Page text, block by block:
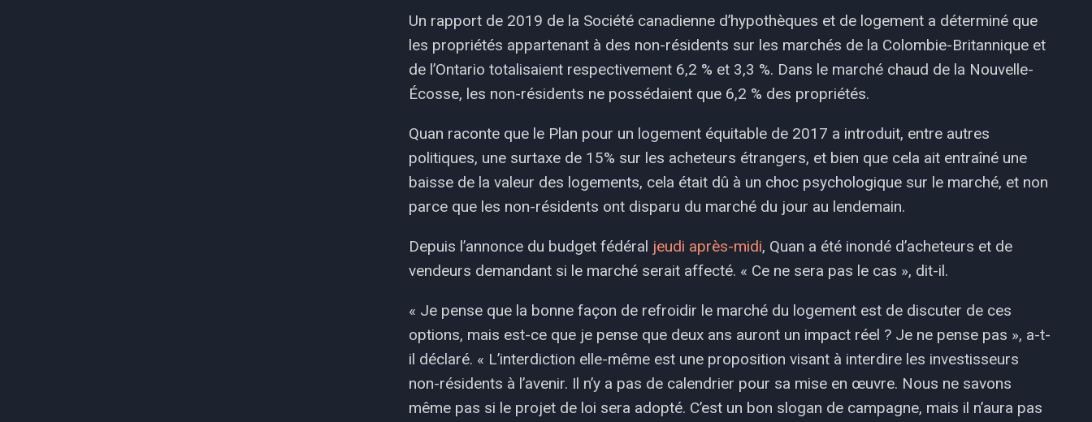
Un rapport de 2019 de la Société canadienne d’hypothèques et de logement a déterminé que
les propriétés appartenant à des non-résidents sur les marchés de la Colombie-Britannique et
de l’Ontario totalisaient respectivement 6,2 % et 3,3 %. Dans le marché chaud de la Nouvelle-
Écosse, les non-résidents ne possédaient que 6,2 % des propriétés.
Quan raconte que le Plan pour un logement équitable de 2017 a introduit, entre autres
politiques, une surtaxe de 15% sur les acheteurs étrangers, et bien que cela ait entraîné une
baisse de la valeur des logements, cela était dû à un choc psychologique sur le marché, et non
parce que les non-résidents ont disparu du marché du jour au lendemain.
Depuis l’annonce du budget fédéral jeudi après-midi, Quan a été inondé d’acheteurs et de
vendeurs demandant si le marché serait affecté. « Ce ne sera pas le cas », dit-il.
« Je pense que la bonne façon de refroidir le marché du logement est de discuter de ces
options, mais est-ce que je pense que deux ans auront un impact réel ? Je ne pense pas », a-t-
il déclaré. « L’interdiction elle-même est une proposition visant à interdire les investisseurs
non-résidents à l’avenir. Il n’y a pas de calendrier pour sa mise en œuvre. Nous ne savons
même pas si le projet de loi sera adopté. C’est un bon slogan de campagne, mais il n’aura pas